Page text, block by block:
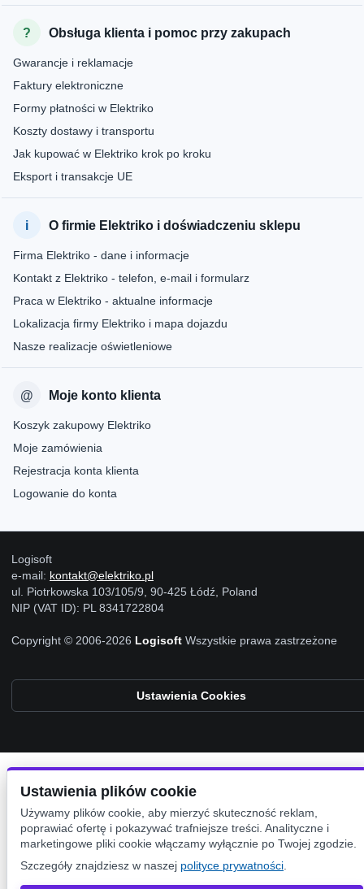
Obsługa klienta i pomoc przy zakupach
Gwarancje i reklamacje
Faktury elektroniczne
Formy płatności w Elektriko
Koszty dostawy i transportu
Jak kupować w Elektriko krok po kroku
Eksport i transakcje UE
O firmie Elektriko i doświadczeniu sklepu
Firma Elektriko - dane i informacje
Kontakt z Elektriko - telefon, e-mail i formularz
Praca w Elektriko - aktualne informacje
Lokalizacja firmy Elektriko i mapa dojazdu
Nasze realizacje oświetleniowe
Moje konto klienta
Koszyk zakupowy Elektriko
Moje zamówienia
Rejestracja konta klienta
Logowanie do konta
Logisoft
e-mail: kontakt@elektriko.pl
ul. Piotrkowska 103/105/9, 90-425 Łódź, Poland
NIP (VAT ID): PL 8341722804
Copyright © 2006-2026 Logisoft Wszystkie prawa zastrzeżone
Ustawienia Cookies
Ustawienia plików cookie
Używamy plików cookie, aby mierzyć skuteczność reklam,
poprawiać ofertę i pokazywać trafniejsze treści. Analityczne i
marketingowe pliki cookie włączamy wyłącznie po Twojej zgodzie.
Szczegóły znajdziesz w naszej polityce prywatności